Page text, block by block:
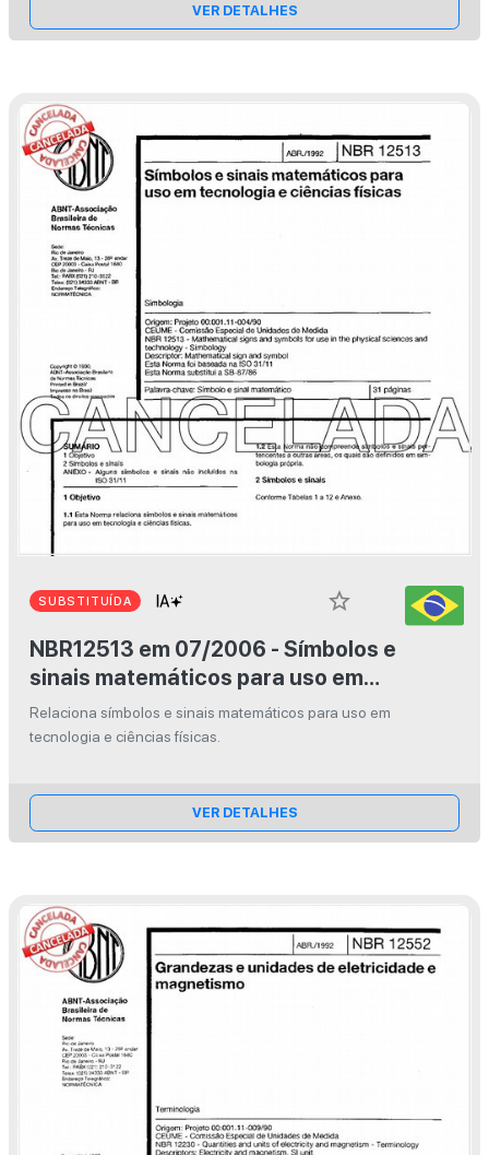
VER DETALHES
SUBSTITUÍDA
star_border
NBR12513 em 07/2006 - Símbolos e
sinais matemáticos para uso em
tecnologia e ciências físicas
Relaciona símbolos e sinais matemáticos para uso em
tecnologia e ciências físicas.
VER DETALHES